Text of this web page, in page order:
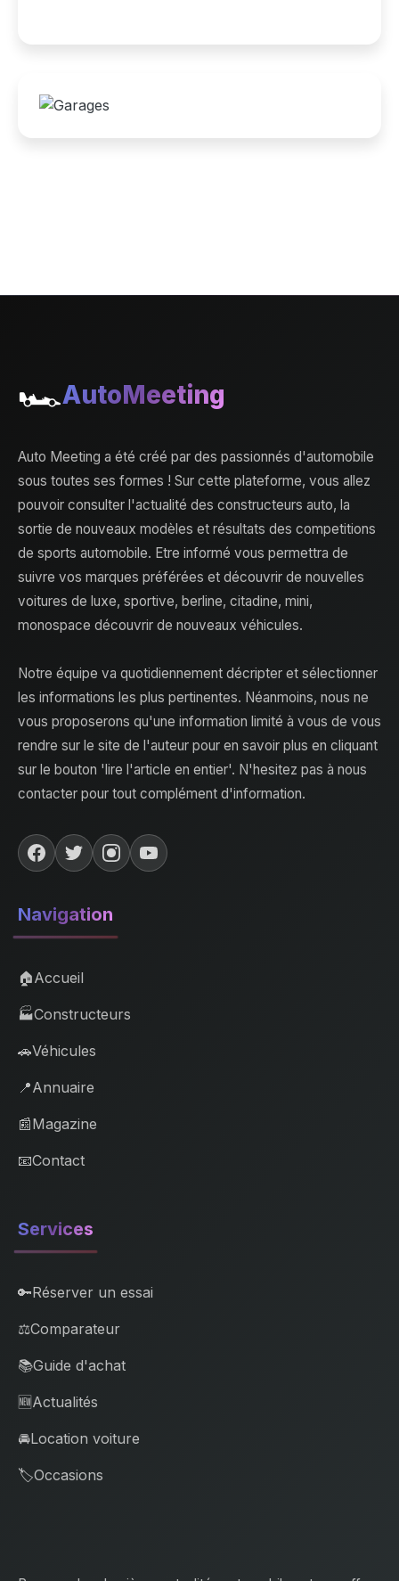
🏎️AutoMeeting
Auto Meeting a été créé par des passionnés d'automobile
sous toutes ses formes ! Sur cette plateforme, vous allez
pouvoir consulter l'actualité des constructeurs auto, la
sortie de nouveaux modèles et résultats des competitions
de sports automobile. Etre informé vous permettra de
suivre vos marques préférées et découvrir de nouvelles
voitures de luxe, sportive, berline, citadine, mini,
monospace découvrir de nouveaux véhicules.
Notre équipe va quotidiennement décripter et sélectionner
les informations les plus pertinentes. Néanmoins, nous ne
vous proposerons qu'une information limité à vous de vous
rendre sur le site de l'auteur pour en savoir plus en cliquant
sur le bouton 'lire l'article en entier'. N'hesitez pas à nous
contacter pour tout complément d'information.
Navigation
🏠Accueil
🏭Constructeurs
🚗Véhicules
📍Annuaire
📰Magazine
📧Contact
Services
🔑Réserver un essai
⚖️Comparateur
📚Guide d'achat
🆕Actualités
🚘Location voiture
🏷️Occasions